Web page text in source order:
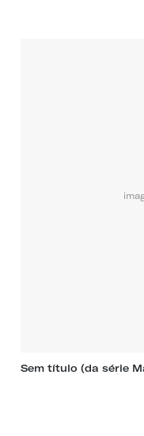
Sem título (da série